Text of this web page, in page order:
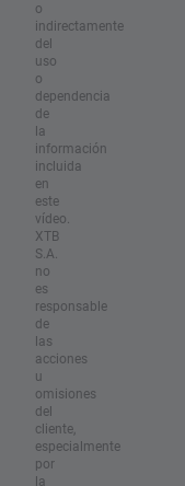
o
indirectamente
del
uso
o
dependencia
de
la
información
incluida
en
este
vídeo.
XTB
S.A.
no
es
responsable
de
las
acciones
u
omisiones
del
cliente,
especialmente
por
la